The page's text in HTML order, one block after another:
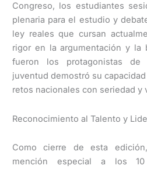
Congreso, los estudiantes
plenaria para el estudio y
ley reales que cursan
rigor en la argumentación y la
fueron los protagonistas
juventud demostró su
retos nacionales con seriedad y
Reconocimiento al Talento y
Como cierre de esta
mención especial a los 10